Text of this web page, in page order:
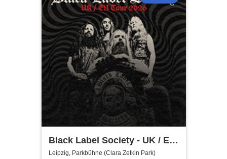
Black Label Society - UK / EU
TOUR 2026
Leipzig, Parkbühne (Clara Zetkin Park)